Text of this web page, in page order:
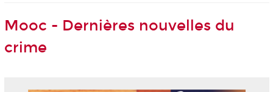
Mooc - Dernières nouvelles du
crime